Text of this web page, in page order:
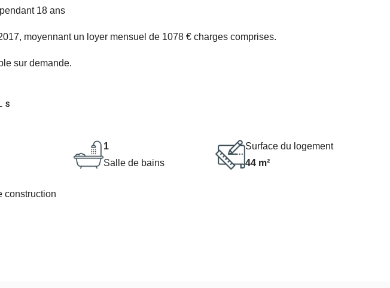
18 ans
moyennant un loyer mensuel de 1078 € charges comprises.
sur demande.
1
Salle de bains
Surface du logement
44 m²
construction